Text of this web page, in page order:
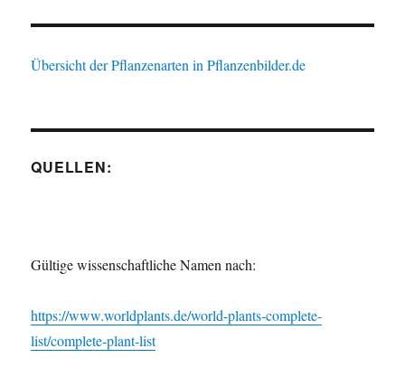
Übersicht der Pflanzenarten in Pflanzenbilder.de
QUELLEN:
Gültige wissenschaftliche Namen nach:
https://www.worldplants.de/world-plants-complete-
list/complete-plant-list